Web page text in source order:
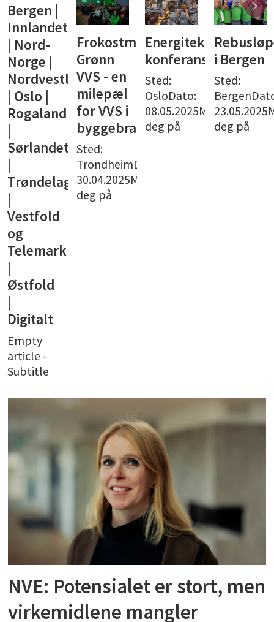
Bergen |
Innlandet
| Nord-
Norge |
Nordvestlandet
| Oslo |
Rogaland
|
Sørlandet
|
Trøndelag
|
Vestfold
og
Telemark
|
Østfold
|
Digitalt
Empty
article -
Subtitle
Frokostmøte:
Grønn
VVS - en
milepæl
for VVS i
byggebransjen
Sted:
TrondheimDato:
30.04.2025Meld
deg på
Energiteknisk
konferanse
Sted:
OsloDato:
08.05.2025Meld
deg på
i Bergen
Sted:
deg på
NVE: Potensialet er stort, men
virkemidlene mangler